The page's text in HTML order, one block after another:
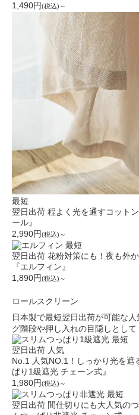
1,490円(税込)～
最短
翌日出荷 程よく光を通すコット
ール』
2,990円(税込)～
最短
翌日出荷 花粉対策にも！夜も外
『エルフィン』
1,890円(税込)～
ロールスクリーン
日本製で最短翌日出荷が可能な
グ階段や押し入れの目隠しとして
最短
翌日出荷 人気
No.1
人気NO.1！しっかり光を
ぱり1級遮光 チェーン式』
1,980円(税込)～
最短
翌日出荷 間仕切りにも大人気の